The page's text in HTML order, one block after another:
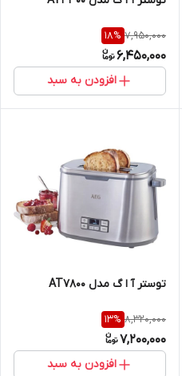
7,950,000
18%
6,450,000
افزودن به سبد
توستر آ ا گ مدل AT7800
8,320,000
13%
7,200,000
افزودن به سبد